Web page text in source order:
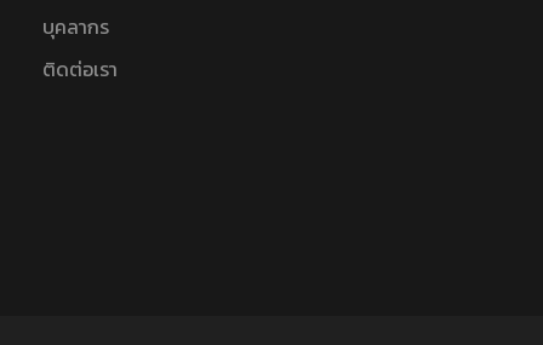
บุคลากร
ติดต่อเรา